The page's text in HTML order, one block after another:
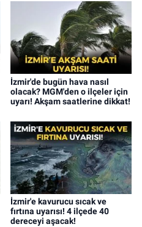
İzmir'de bugün hava nasıl
olacak? MGM'den o ilçeler için
uyarı! Akşam saatlerine dikkat!
İzmir'e kavurucu sıcak ve
fırtına uyarısı! 4 ilçede 40
dereceyi aşacak!